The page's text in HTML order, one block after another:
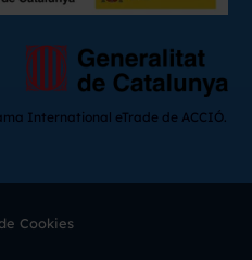
International eTrade de ACCIÓ.
Cookies